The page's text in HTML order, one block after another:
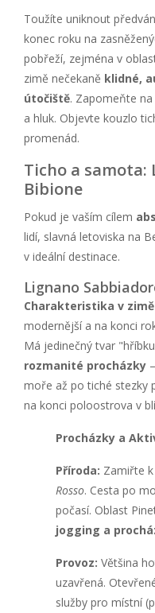
Toužíte uniknout
konec roku na
pobřeží, zejména v
zimě nečekaně klidné,
útočiště. Zapomeňte
a hluk. Objevte kouzlo
promenád.
Ticho a samota:
Bibione
Pokud je vaším cílem
lidí, slavná letoviska na
v ideální destinace.
Lignano
Charakteristika v
modernější a na konci
Má jedinečný tvar
rozmanité procházky
moře až po tiché stezky
na konci poloostrova v
Procházky a
Příroda: Zamiřte
Rosso. Cesta po
počasí. Oblast
jogging a
Provoz: Většina
uzavřená.
služby pro místní